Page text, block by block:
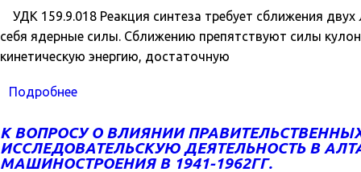
УДК 159.9.018 Реакция синтеза требует сближения
себя ядерные силы. Сближению препятствуют силы
кинетическую энергию, достаточную
Подробнее
К ВОПРОСУ О ВЛИЯНИИ
ИССЛЕДОВАТЕЛЬСКУЮ ДЕЯТЕЛЬНОСТЬ В
МАШИНОСТРОЕНИЯ В 1941-1962ГГ.